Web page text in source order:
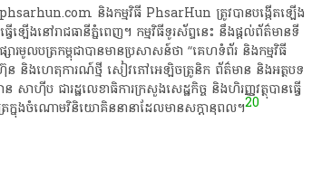
phsarhun.com​ និង​កម្មវិធី​ PhsarHun​ ត្រូវ​បាន​បង្កើត​ឡើង​
ង​នៅ​រាជធានី​ភ្នំពេញ​។​ កម្មវិធី​ទូរស័ព្ទ​នេះ​ នឹង​ផ្តល់​ព័ត៌មាន​ទី
ប​ត្រ​កម្ពុជា​បាន​មាន​ប្រសាសន៍​ថា​ “​គេហទំព័រ​ និង​កម្មវិធី​
ន​ និង​ហេតុការណ៍​ថ្មី​ សៀវភៅ​អេ​ឡិច​ត្រូ​និក​ ព័ត៌មាន​ និង​អត្ថបទ​
ា​ហ៊ី​ប​ ជា​រដ្ឋលេខាធិការ​ក្រសួង​សេដ្ឋកិច្ច​ និង​ហិរញ្ញវត្ថុ​បាន​ធ្វើ
ប​ត្រ​ក្នុង​ចំណោម​វិនិយោគិន​នានា​ដែល​មាន​សក្តានុពល​។​20